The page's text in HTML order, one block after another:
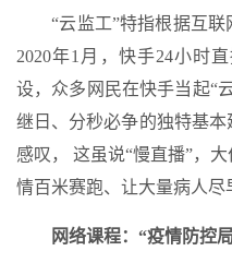
“云监工”特指根据互联
2020年1月，快手24小时
设，众多网民在快手当起“
继日、分秒必争的独特基
感叹， 这虽说“慢直播”，
情百米赛跑、让大量病人尽
网络课程：“疫情防控